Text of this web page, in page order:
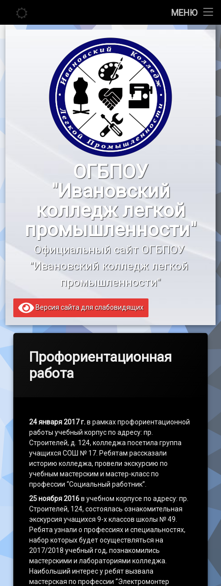
МЕНЮ
Главная
Педагогу
Воспитательная работа
«Профессионалы»
«Профессионалитет»
Образовательный кредит
Перейти
ОГБПОУ
"Ивановский
колледж легкой
промышленности"
Официальный сайт ОГБПОУ
"Ивановский колледж легкой
промышленности"
Версия сайта для слабовидящих
Профориентационная
работа
24 января 2017 г.в рамках профориентационной
работы учебный корпус по адресу: пр.
Строителей, д. 124, колледжа посетила группа
учащихся СОШ № 17. Ребятам рассказали
историю колледжа, провели экскурсию по
учебным мастерским и мастер-класс по
профессии “Социальный работник”.
25 ноября 2016в учебном корпусе по адресу: пр.
Строителей, 124, состоялась ознакомительная
экскурсия учащихся 9-х классов школы № 49.
Ребята узнали о профессиях и специальностях,
набор которых будет осуществляться на
2017/2018 учебный год, познакомились
мастерскими и лабораториями колледжа.
Наибольший интерес у ребят вызвала
мастерская по профессии “Электромонтер